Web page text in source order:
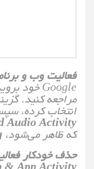
فعالیت وب و
Google خود بروید و به بخش
مراجعه کنید. گزینه
انتخاب کرده،
Audio Activity
که ظاهر می‌شود،
حذف خودکار